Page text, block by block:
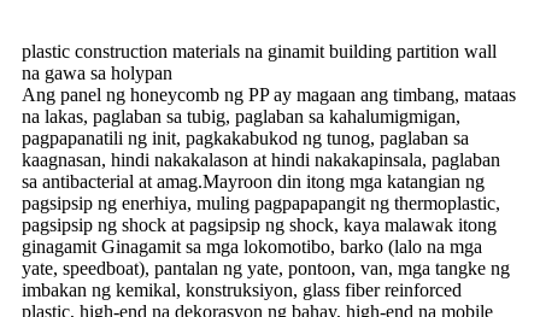
plastic construction materials na ginamit building partition wall
na gawa sa holypan
Ang panel ng honeycomb ng PP ay magaan ang timbang, mataas
na lakas, paglaban sa tubig, paglaban sa kahalumigmigan,
pagpapanatili ng init, pagkakabukod ng tunog, paglaban sa
kaagnasan, hindi nakakalason at hindi nakakapinsala, paglaban
sa antibacterial at amag.Mayroon din itong mga katangian ng
pagsipsip ng enerhiya, muling pagpapapangit ng thermoplastic,
pagsipsip ng shock at pagsipsip ng shock, kaya malawak itong
ginagamit Ginagamit sa mga lokomotibo, barko (lalo na mga
yate, speedboat), pantalan ng yate, pontoon, van, mga tangke ng
imbakan ng kemikal, konstruksiyon, glass fiber reinforced
plastic, high-end na dekorasyon ng bahay, high-end na mobile